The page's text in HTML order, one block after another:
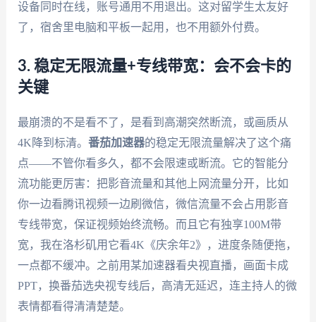
设备同时在线，账号通用不用退出。这对留学生太友好
了，宿舍里电脑和平板一起用，也不用额外付费。
3. 稳定无限流量+专线带宽：会不会卡的
关键
最崩溃的不是看不了，是看到高潮突然断流，或画质从
4K降到标清。 番茄加速器的稳定无限流量解决了这个痛
点——不管你看多久，都不会限速或断流。它的智能分
流功能更厉害：把影音流量和其他上网流量分开，比如
你一边看腾讯视频一边刷微信，微信流量不会占用影音
专线带宽，保证视频始终流畅。而且它有独享100M带
宽，我在洛杉矶用它看4K《庆余年2》，进度条随便拖，
一点都不缓冲。之前用某加速器看央视直播，画面卡成
PPT，换番茄选央视专线后，高清无延迟，连主持人的微
表情都看得清清楚楚。